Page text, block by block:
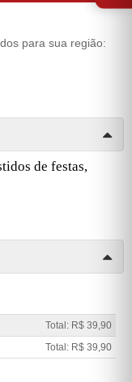
para sua região:
de festas,
Total: R$ 39,90
Total: R$ 39,90